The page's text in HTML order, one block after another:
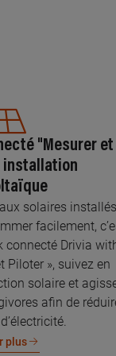
"Mesurer et
installation
solaires installés
facilement,
connecté Drivia
Piloter », suivez en
solaire et
afin de
plus